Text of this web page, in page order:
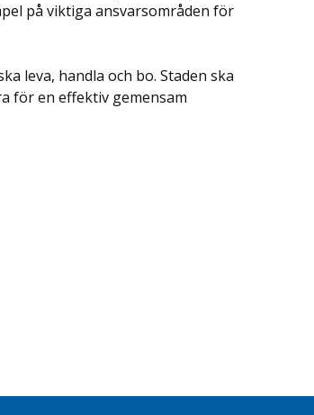
på viktiga ansvarsområden för
leva, handla och bo. Staden ska
för en effektiv gemensam